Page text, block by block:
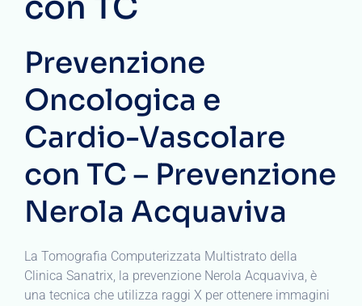
Prevenzione
Oncologica e
Cardio-Vascolare
con TC – Prevenzione
Nerola Acquaviva
La Tomografia Computerizzata Multistrato della
Clinica Sanatrix, la prevenzione Nerola Acquaviva, è
una tecnica che utilizza raggi X per ottenere immagini